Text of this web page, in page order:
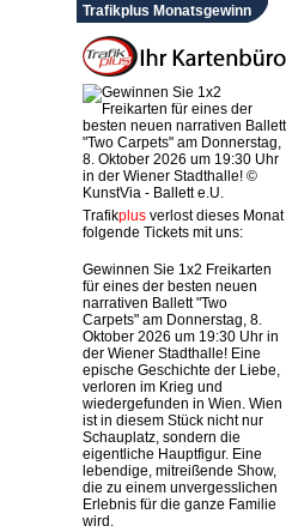
Trafikplus Monatsgewinn
Trafikplusverlost dieses Monat
folgende Tickets mit uns:
Gewinnen Sie 1x2 Freikarten
für eines der besten neuen
narrativen Ballett "Two
Carpets" am Donnerstag, 8.
Oktober 2026 um 19:30 Uhr in
der Wiener Stadthalle! Eine
epische Geschichte der Liebe,
verloren im Krieg und
wiedergefunden in Wien. Wien
ist in diesem Stück nicht nur
Schauplatz, sondern die
eigentliche Hauptfigur. Eine
lebendige, mitreißende Show,
die zu einem unvergesslichen
Erlebnis für die ganze Familie
wird.